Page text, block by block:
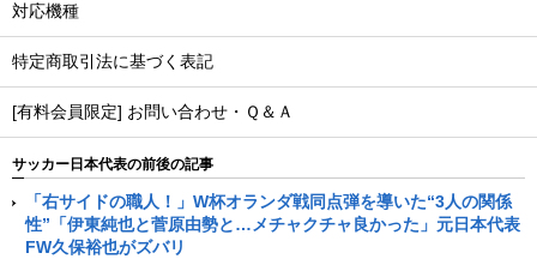
対応機種
特定商取引法に基づく表記
[有料会員限定] お問い合わせ・Ｑ＆Ａ
サッカー日本代表の前後の記事
「右サイドの職人！」W杯オランダ戦同点弾を導いた“3人の関係
性”「伊東純也と菅原由勢と…メチャクチャ良かった」元日本代表
FW久保裕也がズバリ